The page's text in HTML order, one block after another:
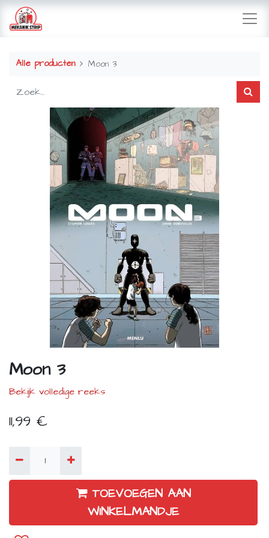
Alle producten Moon 3
Moon 3
Bekijk volledige reeks
11,99 €
TOEVOEGEN AAN
WINKELMANDJE